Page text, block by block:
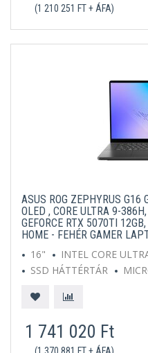
(1 210 251 FT + ÁFA)
ASUS ROG ZEPHYRUS G16
OLED , CORE ULTRA 9-
GEFORCE RTX 5070TI
HOME - FEHÉR GAMER
16"
INTEL CORE
SSD HÁTTÉRTÁR
1 741 020 Ft